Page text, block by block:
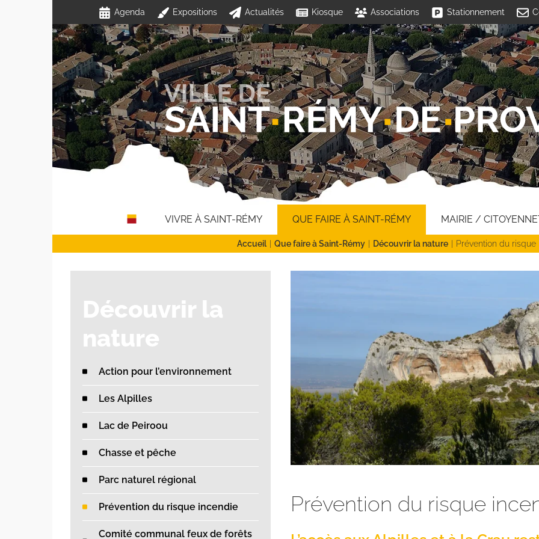
Agenda Expositions Actualités Kiosque Associations Stationnement
VIVRE À SAINT-RÉMY QUE FAIRE À SAINT-RÉMY MAIRIE /
Accueil Que faire à Saint-Rémy Découvrir la nature Prévention du risque
Prévention du risque
Découvrir la
nature
Action pour l’environnement
Les Alpilles
Lac de Peiroou
Chasse et pêche
Parc naturel régional
Prévention du risque incendie
Comité communal feux de forêts